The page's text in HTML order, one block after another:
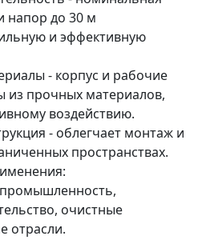
напор до 30 м
и эффективную
- корпус и рабочие
из прочных материалов,
воздействию.
- облегчает монтаж и
пространствах.
очистные
отрасли.